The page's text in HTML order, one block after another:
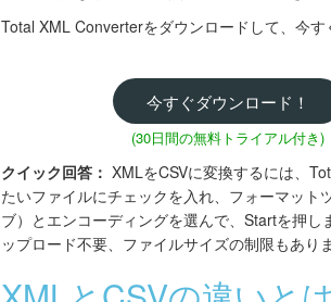
Total XML Converterをダウンロードして、今す
今すぐダウンロード！
(30日間の無料トライアル付き)
クイック回答： XMLをCSVに変換するには、
たいファイルにチェックを入れ、フォーマット
ブ）とエンコーディングを選んで、Startを押
ップロード不要、ファイルサイズの制限もあり